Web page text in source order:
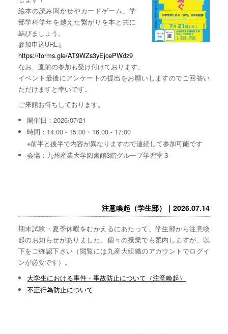
絵本の読み聞かせやカードゲーム、学
部学科学年を越えた繋がりを本と共に
結びましょう。
参加申込URL↓
https://forms.gle/AT9WZs3yEjcePWdz9
なお、直前の参加も受け付けております。
イベント最後にアンケートの提出をお願いしますのでご回答い
ただけますと幸いです。
ご来館お待ちしております。
開催日：2026/07/21
時間：14:00 - 15:00・16:00 - 17:00
※前半と後半で内容が異なりますので連続して参加可能です
会場：九州産業大学図書館3階グループ学習室３
注意喚起（学生部）｜2026.07.14
期末試験・夏季休暇をむかえるにあたって、学生部から注意喚
起のお知らせがありました。個々の授業でも案内しますが、以
下をご確認下さい（閲覧には九産大組織のアカウントでログイ
ンが必要です）。
大学生における事件・事故防止について（注意喚起）
不正行為防止について